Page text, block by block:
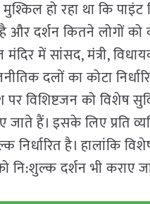
हो रहा था कि
और दर्शन कितने लोगों को
में सांसद, मंत्री,
दलों का कोटा
पर विशिष्टजन को विशेष
जाते हैं। इसके लिए प्रति
निर्धारित है। हालांकि
नि:शुल्क दर्शन भी कराए